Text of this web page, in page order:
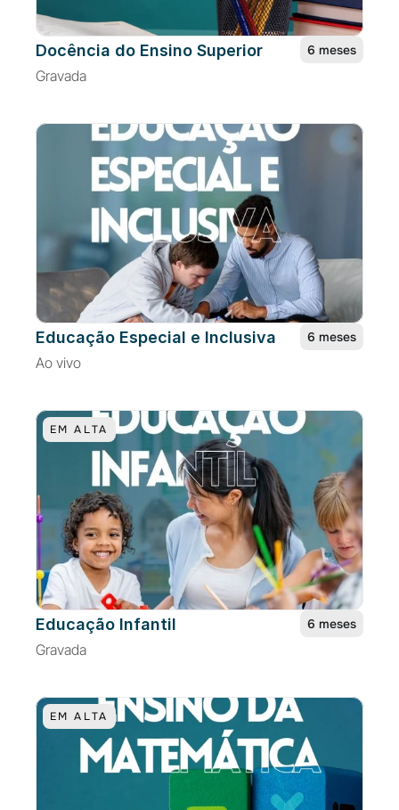
Docência do Ensino Superior 6 meses
Gravada
Educação Especial e Inclusiva 6 meses
Ao vivo
EM ALTA
Educação Infantil 6 meses
Gravada
EM ALTA